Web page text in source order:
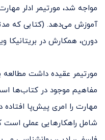
مواجه شد، مورتیمر ادلر
آموزش می‌دهد. (کتابی که
دورن، همکارش در بریتانیکا
مورتیمر عقیده داشت
مفاهیم موجود در کتاب‌ها
مهارت را امری پیش‌پا افتاده
شامل راهکارهایی عملی است